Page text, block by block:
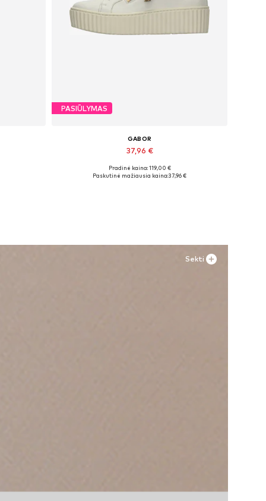
PASIŪLYMAS
GABOR
37,96 €
Galimi dydžiai: 37, 38, 39, 40, 41
Pradinė kaina: 119,00 €
Paskutinė mažiausia kaina:37,96 €
Sekti